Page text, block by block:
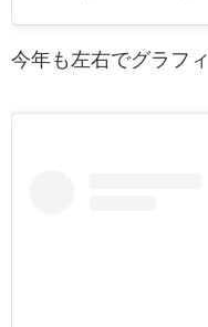
今年も左右でグラフ